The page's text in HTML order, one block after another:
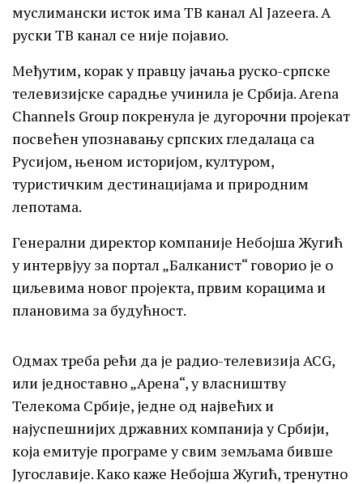
муслимански исток има ТВ канал Al Jazeera. А
руски ТВ канал се није појавио.
Међутим, корак у правцу јачања руско-српске
телевизијске сарадње учинила је Србија. Arena
Channels Group покренула је дугорочни пројекат
посвећен упознавању српских гледалаца са
Русијом, њеном историјом, културом,
туристичким дестинацијама и природним
лепотама.
Генерални директор компаније Небојша Жугић
у интервјуу за портал „Балканист“ говорио је о
циљевима новог пројекта, првим корацима и
плановима за будућност.
Одмах треба рећи да је радио-телевизија ACG,
или једноставно „Арена“, у власништву
Телекома Србије, једне од највећих и
најуспешнијих државних компанија у Србији,
која емитује програме у свим земљама бивше
Југославије. Како каже Небојша Жугић, тренутно